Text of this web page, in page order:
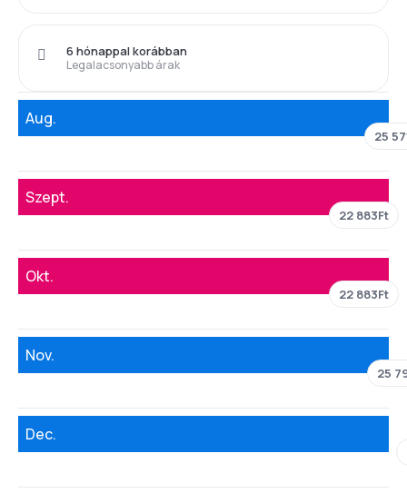
Legalacsonyabb árak
6 hónappal korábban
Aug.
25
Szept.
22 883Ft
Okt.
22 883Ft
Nov.
25
Dec.